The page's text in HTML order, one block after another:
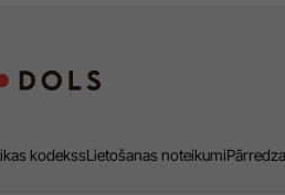
kodekssLietošanas noteikumi